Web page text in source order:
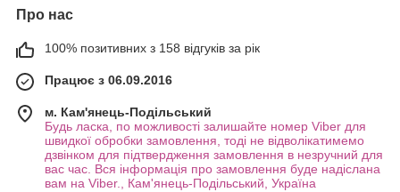
Про нас
100% позитивних з 158 відгуків за рік
Працює з 06.09.2016
м. Кам'янець-Подільський
Будь ласка, по можливості залишайте номер Viber для
швидкої обробки замовлення, тоді не відволікатимемо
дзвінком для підтвердження замовлення в незручний для
вас час. Вся інформація про замовлення буде надіслана
вам на Viber., Кам'янець-Подільський, Україна